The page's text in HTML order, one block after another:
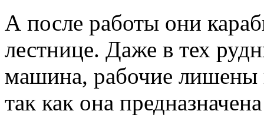
А после работы они
лестнице. Даже в тех
машина, рабочие лишены
так как она